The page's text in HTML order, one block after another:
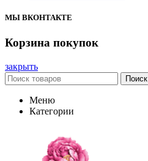
МЫ ВКОНТАКТЕ
Корзина покупок
закрыть
Поиск
Меню
Категории